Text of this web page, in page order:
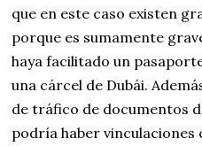
que en este caso existen
porque es sumamente
haya facilitado un
una cárcel de Dubái.
de tráfico de documentos
podría haber vinculaciones